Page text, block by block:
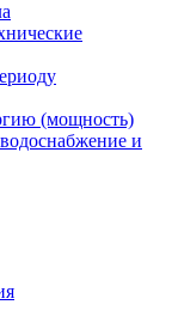
(мощность)
и